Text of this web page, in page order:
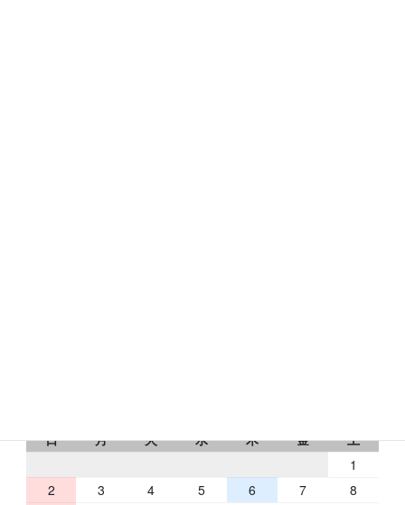
日 月 火 水 木 金
土
1
2
3 4 5 6 7
8